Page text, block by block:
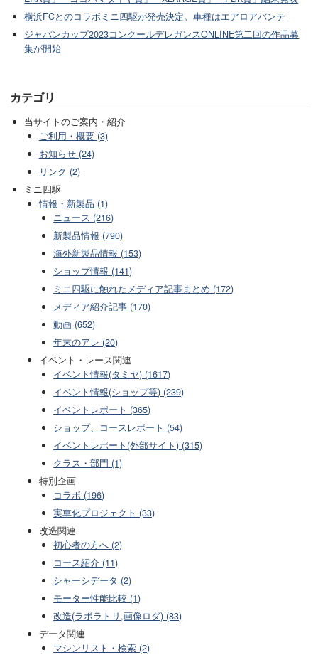
横浜FCとのコラボミニ四駆が発売決定。車種はエアロアバンテ
ジャパンカップ2023コンクールデレガンスONLINE第二回の作品募
集が開始
カテゴリ
当サイトのご案内・紹介
ご利用・概要 (3)
お知らせ (24)
リンク (2)
ミニ四駆
情報・新製品 (1)
ニュース (216)
新製品情報 (790)
海外新製品情報 (153)
ショップ情報 (141)
ミニ四駆に触れたメディア記事まとめ (172)
メディア紹介記事 (170)
動画 (652)
年末のアレ (20)
イベント・レース関連
イベント情報(タミヤ) (1617)
イベント情報(ショップ等) (239)
イベントレポート (365)
ショップ、コースレポート (54)
イベントレポート(外部サイト) (315)
クラス・部門 (1)
特別企画
コラボ (196)
実車化プロジェクト (33)
改造関連
初心者の方へ (2)
コース紹介 (11)
シャーシデータ (2)
モーター性能比較 (1)
改造(ラボラトリ,画像ロダ) (83)
データ関連
マシンリスト・検索 (2)